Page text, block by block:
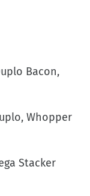
Bacon,
Whopper
Stacker